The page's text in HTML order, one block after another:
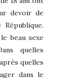
devoir de
beau sexe
quelles
quelles
dans le